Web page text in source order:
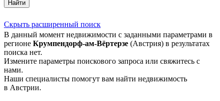
Найти
Скрыть расширенный поиск
В данный момент недвижимости с заданными параметрами в
регионе Крумпендорф-ам-Вёртерзе (Австрия) в результатах
поиска нет.
Измените параметры поискового запроса или свяжитесь с
нами.
Наши специалисты помогут вам найти недвижимость
в Австрии.